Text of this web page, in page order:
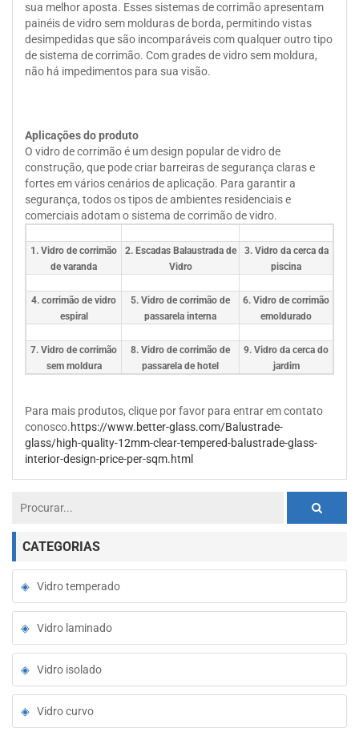
sua melhor aposta. Esses sistemas de corrimão apresentam
painéis de vidro sem molduras de borda, permitindo vistas
desimpedidas que são incomparáveis com qualquer outro tipo
de sistema de corrimão. Com grades de vidro sem moldura,
não há impedimentos para sua visão.
Aplicações do produto
O vidro de corrimão é um design popular de vidro de
construção, que pode criar barreiras de segurança claras e
fortes em vários cenários de aplicação. Para garantir a
segurança, todos os tipos de ambientes residenciais e
comerciais adotam o sistema de corrimão de vidro.
1. Vidro de corrimão
de varanda
2. Escadas Balaustrada de
Vidro
3. Vidro da cerca da
piscina
4. corrimão de vidro
espiral
5. Vidro de corrimão de
passarela interna
6. Vidro de corrimão
emoldurado
7. Vidro de corrimão
sem moldura
8. Vidro de corrimão de
passarela de hotel
9. Vidro da cerca do
jardim
Para mais produtos, clique por favor para entrar em contato
conosco. https://www.better-glass.com/Balustrade-
glass/high-quality-12mm-clear-tempered-balustrade-glass-
interior-design-price-per-sqm.html
CATEGORIAS
Vidro temperado
Vidro laminado
Vidro isolado
Vidro curvo